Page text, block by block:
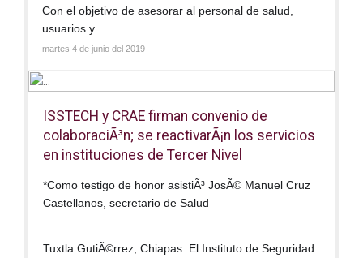
Con el objetivo de asesorar al personal de salud,
usuarios y...
martes 4 de junio del 2019
ISSTECH y CRAE firman convenio de
colaboraciÃ³n; se reactivarÃ¡n los servicios
en instituciones de Tercer Nivel
*Como testigo de honor asistiÃ³ JosÃ© Manuel Cruz
Castellanos, secretario de Salud
Tuxtla GutiÃ©rrez, Chiapas. El Instituto de Seguridad